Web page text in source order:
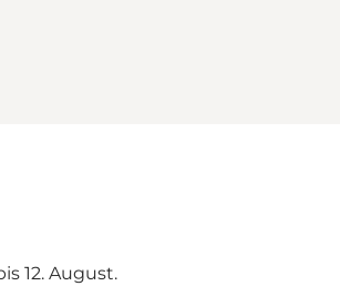
12. August.